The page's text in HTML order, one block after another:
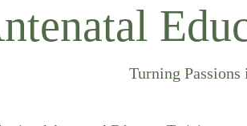
Turning Passions